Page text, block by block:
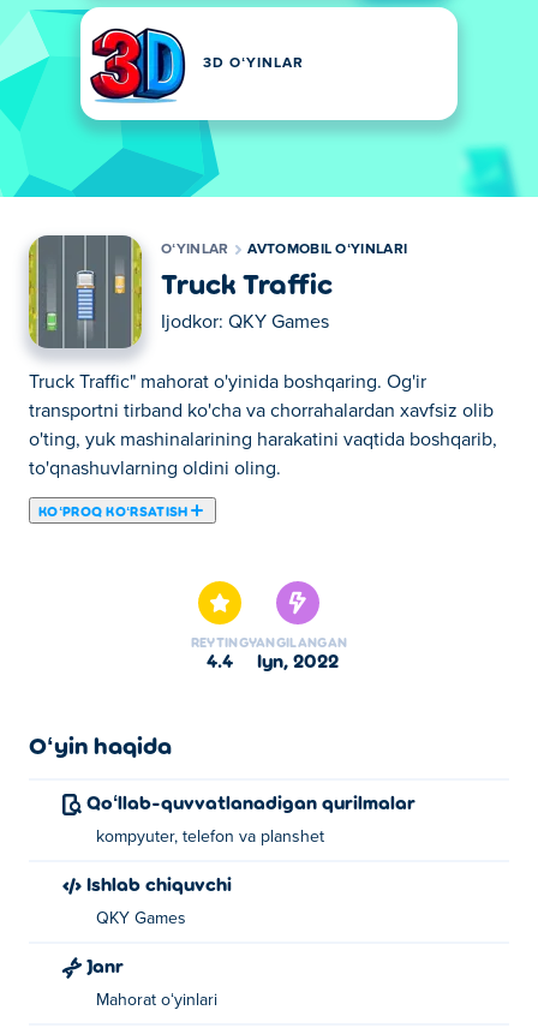
3D OʻYINLAR
OʻYINLAR AVTOMOBIL OʻYINLARI
Truck Traffic
Ijodkor: QKY Games
Truck Traffic" mahorat o'yinida boshqaring. Og'ir
transportni tirband ko'cha va chorrahalardan xavfsiz olib
o'ting, yuk mashinalarining harakatini vaqtida boshqarib,
to'qnashuvlarning oldini oling.
KOʻPROQ KOʻRSATISH
REYTING
4.4
YANGILANGAN
iyn, 2022
Oʻyin haqida
Qoʻllab-quvvatlanadigan qurilmalar
kompyuter, telefon va planshet
Ishlab chiquvchi
QKY Games
Janr
Mahorat oʻyinlari